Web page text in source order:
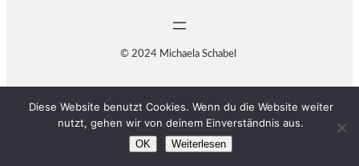
© 2024 Michaela Schabel
Diese Website benutzt Cookies. Wenn du die Website weiter
nutzt, gehen wir von deinem Einverständnis aus.
OK Weiterlesen